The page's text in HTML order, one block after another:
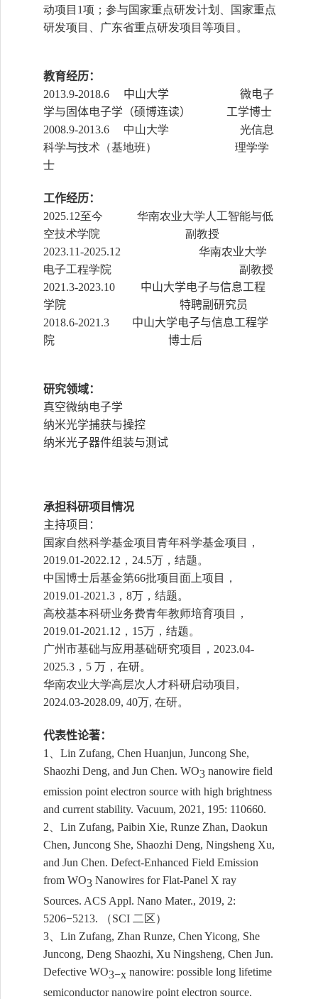
动项目 1项；参与国家重点研发计划、国家重点
研发项目、广东省重点研发项目等项目。
教育经历：
2013.9-2018.6 中山大学 微电子
学与固体电子学（硕博连读） 工学博士
2008.9-2013.6 中山大学 光信息
科学与技术（基地班） 理学学
士
工作经历：
2025.12至今 华南农业大学人工智能与低
空技术学院 副教授
2023.11-2025.12
华南农业大学
电子工程学院 副教授
2021.3-2023.10 中山大学电子与信息工程
学院 特聘副研究员
2018.6-2021.3 中山大学电子与信息工程学
院 博士后
研究领域：
真空微纳电子学
纳米光学捕获与操控
纳米光子器件组装与测试
承担科研项目情况
主持项目：
国家自然科学基金项目青年科学基金项目，
2019.01-2022.12 ， 24.5万，结题。
中国博士后基金第66批项目面上项目，
2019.01-2021.3 ， 8万，结题。
高校基本科研业务费青年教师培育项目，
2019.01-2021.12 ， 15万，结题。
广州市基础与应用基础研究项目， 2023.04-
2025.3 ， 5 万，在研。
华南农业大学高层次人才科研启动项目 ,
2024.03-2028.09, 40万, 在研。
代表性论著：
1 、 Lin Zufang, Chen Huanjun, Juncong She,
Shaozhi Deng, and Jun Chen. WO3 nanowire field
emission point electron source with high brightness
and current stability. Vacuum, 2021, 195: 110660.
2、 Lin Zufang, Paibin Xie, Runze Zhan, Daokun
Chen, Juncong She, Shaozhi Deng, Ningsheng Xu,
and Jun Chen. Defect-Enhanced Field Emission
from WO3 Nanowires for Flat-Panel X ray
Sources. ACS Appl. Nano Mater., 2019, 2:
5206−5213.
（SCI 二区）
3、 Lin Zufang, Zhan Runze, Chen Yicong, She
Juncong, Deng Shaozhi, Xu Ningsheng, Chen Jun.
Defective WO3−x nanowire: possible long lifetime
semiconductor nanowire point electron source.